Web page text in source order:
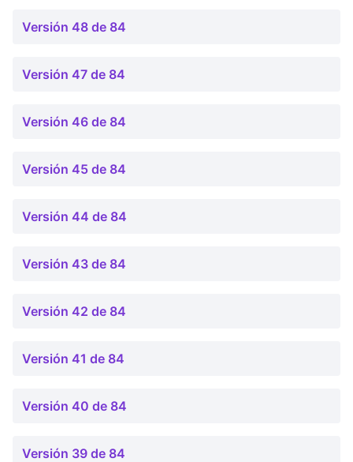
Versión 48 de 84
Versión 47 de 84
Versión 46 de 84
Versión 45 de 84
Versión 44 de 84
Versión 43 de 84
Versión 42 de 84
Versión 41 de 84
Versión 40 de 84
Versión 39 de 84